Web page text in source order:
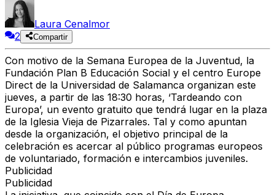
Laura Cenalmor
2
Compartir
Con motivo de la Semana Europea de la Juventud, la
Fundación Plan B Educación Social y el centro Europe
Direct de la Universidad de Salamanca organizan este
jueves, a partir de las 18:30 horas, ‘Tardeando con
Europa’, un evento gratuito que tendrá lugar en la plaza
de la Iglesia Vieja de Pizarrales. Tal y como apuntan
desde la organización, el objetivo principal de la
celebración es acercar al público programas europeos
de voluntariado, formación e intercambios juveniles.
Publicidad
Publicidad